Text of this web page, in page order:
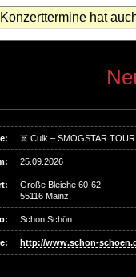
hat
☠️ Culk – SMOGSTAR
25.09.2026
Große Bleiche 60-62
55116 Mainz
Schon Schön
http://www.schon-